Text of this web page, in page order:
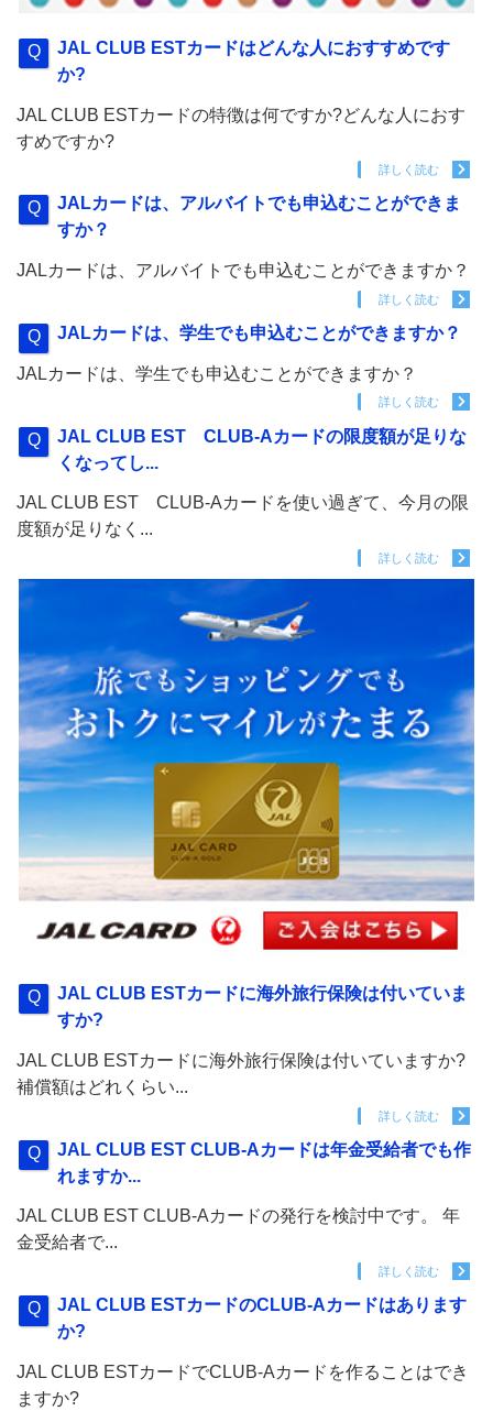
JAL CLUB ESTカードはどんな人におすすめです
か?
JAL CLUB ESTカードの特徴は何ですか?どんな人におす
すめですか?
詳しく読む
JALカードは、アルバイトでも申込むことができま
すか？
JALカードは、アルバイトでも申込むことができますか？
詳しく読む
JALカードは、学生でも申込むことができますか？
JALカードは、学生でも申込むことができますか？
詳しく読む
JAL CLUB EST CLUB-Aカードの限度額が足りな
くなってし...
JAL CLUB EST CLUB-Aカードを使い過ぎて、今月の限
度額が足りなく...
詳しく読む
JAL CLUB ESTカードに海外旅行保険は付いていま
すか?
JAL CLUB ESTカードに海外旅行保険は付いていますか?
補償額はどれくらい...
詳しく読む
JAL CLUB EST CLUB-Aカードは年金受給者でも作
れますか...
JAL CLUB EST CLUB-Aカードの発行を検討中です。 年
金受給者で...
詳しく読む
JAL CLUB ESTカードのCLUB-Aカードはあります
か?
JAL CLUB ESTカードでCLUB-Aカードを作ることはでき
ますか?